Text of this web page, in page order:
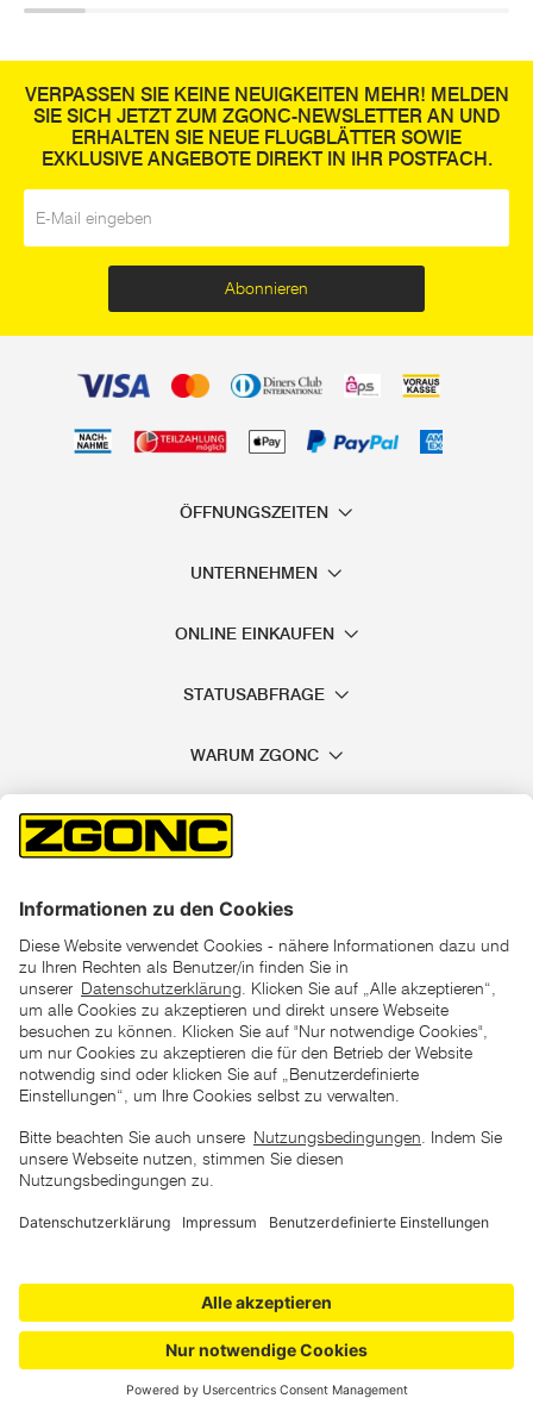
VERPASSEN SIE KEINE NEUIGKEITEN MEHR! MELDEN
SIE SICH JETZT ZUM ZGONC-NEWSLETTER AN UND
ERHALTEN SIE NEUE FLUGBLÄTTER SOWIE
EXKLUSIVE ANGEBOTE DIREKT IN IHR POSTFACH.
Abonnieren
ÖFFNUNGSZEITEN
UNTERNEHMEN
ONLINE EINKAUFEN
STATUSABFRAGE
WARUM ZGONC
*der "statt"-Preis ist der niedrigste von uns in den letzten 30
Tagen vor Beginn dieser Aktion verlangte Preis
unter den UVP Preisen auf dieser Website sind die
zu verstehen
Copyright © 2026 ZGONC. Alle Rechte vorbehalten.